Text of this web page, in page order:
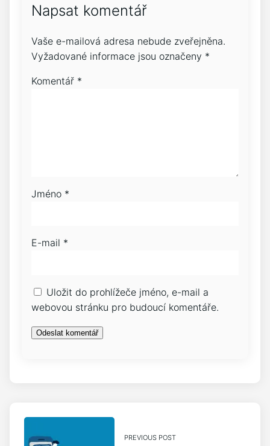
Napsat komentář
Vaše e-mailová adresa nebude zveřejněna.
Vyžadované informace jsou označeny *
Komentář *
Jméno *
E-mail *
Uložit do prohlížeče jméno, e-mail a
webovou stránku pro budoucí komentáře.
PREVIOUS POST